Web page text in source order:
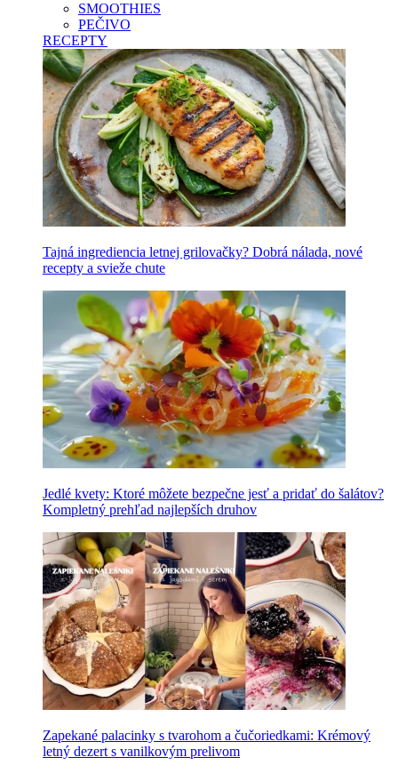
SMOOTHIES
PEČIVO
RECEPTY
Tajná ingrediencia letnej grilovačky? Dobrá nálada, nové
recepty a svieže chute
Jedlé kvety: Ktoré môžete bezpečne jesť a pridať do šalátov?
Kompletný prehľad najlepších druhov
Zapekané palacinky s tvarohom a čučoriedkami: Krémový
letný dezert s vanilkovým prelivom